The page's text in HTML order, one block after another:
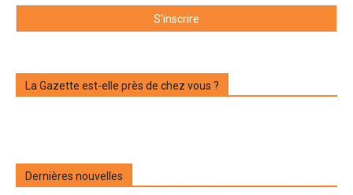
La Gazette est-elle près de chez vous ?
Dernières nouvelles